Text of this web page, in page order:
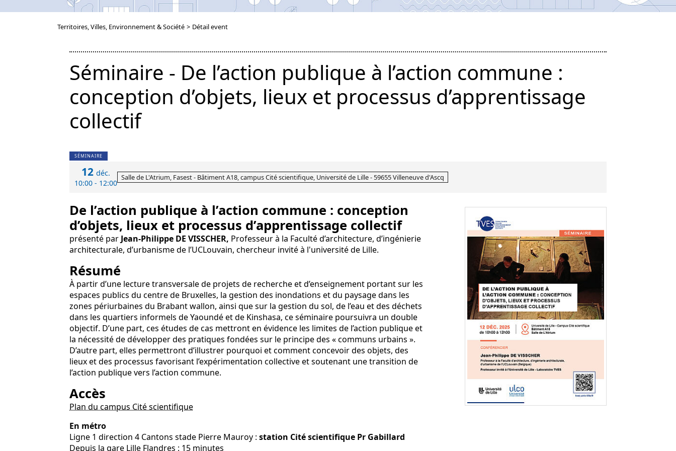
Territoires, Villes, Environnement & Société > Détail event
Séminaire - De l’action publique à l’action commune :
conception d’objets, lieux et processus d’apprentissage
collectif
SÉMINAIRE
12 déc.
10:00 - 12:00
Salle de L'Atrium, Fasest - Bâtiment A18, campus Cité scientifique, Université de Lille - 59655 Villeneuve d'Ascq
De l’action publique à l’action commune : conception
d’objets, lieux et processus d’apprentissage collectif
présenté par Jean-Philippe DE VISSCHER, Professeur à la Faculté d’architecture, d’ingénierie
architecturale, d’urbanisme de l’UCLouvain, chercheur invité à l'université de Lille.
Résumé
À partir d’une lecture transversale de projets de recherche et d’enseignement portant sur les
espaces publics du centre de Bruxelles, la gestion des inondations et du paysage dans les
zones périurbaines du Brabant wallon, ainsi que sur la gestion du sol, de l’eau et des déchets
dans les quartiers informels de Yaoundé et de Kinshasa, ce séminaire poursuivra un double
objectif. D’une part, ces études de cas mettront en évidence les limites de l’action publique et
la nécessité de développer des pratiques fondées sur le principe des « communs urbains ».
D’autre part, elles permettront d’illustrer pourquoi et comment concevoir des objets, des
lieux et des processus favorisant l’expérimentation collective et soutenant une transition de
l’action publique vers l’action commune.
Accès
Plan du campus Cité scientifique
En métro
Ligne 1 direction 4 Cantons stade Pierre Mauroy : station Cité scientifique Pr Gabillard
Depuis la gare Lille Flandres : 15 minutes